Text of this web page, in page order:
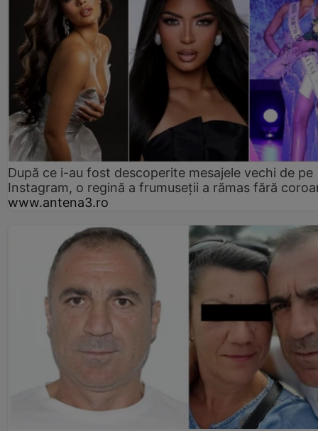
După ce i-au fost descoperite mesajele vechi de pe
Instagram, o regină a frumuseții a rămas fără
www.antena3.ro